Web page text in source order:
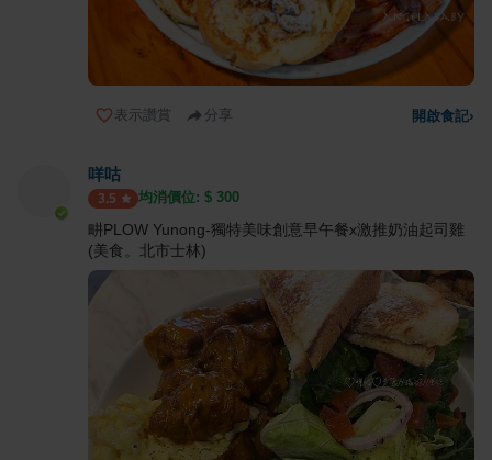
表示讚賞 分享 開啟食記›
咩咕
3.5 均消價位: $ 300
畊PLOW Yunong-獨特美味創意早午餐x激推奶油起司雞
(美食。北市士林)